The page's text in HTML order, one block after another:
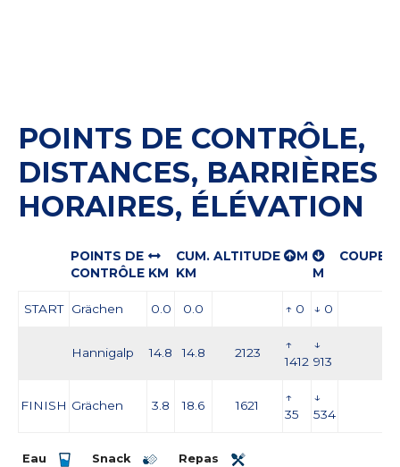
POINTS DE CONTRÔLE,
DISTANCES, BARRIÈRES
HORAIRES, ÉLÉVATION
POINTS DE
CONTRÔLE KM
CUM.
KM
ALTITUDE
M
M
COUPER
START Grächen 0.0 0.0 ↑ 0 ↓ 0
Hannigalp 14.8 14.8 2123
↑
1412
↓
913
FINISH Grächen 3.8 18.6 1621
↑
35
↓
534
Eau Snack
Repas